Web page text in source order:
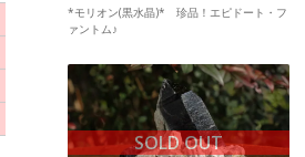
*モリオン(黒水晶)* 珍品！エピドート・フ
ァントム♪
SOLD OUT